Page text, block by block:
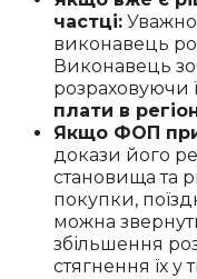
частці: Уважно
виконавець
Виконавець
розраховуючи
плати в
Якщо ФОП
докази його
становища та
покупки,
можна
збільшення
стягнення їх у